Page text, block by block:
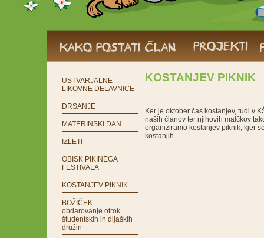
USTVARJALNE
LIKOVNE DELAVNICE
DRSANJE
MATERINSKI DAN
IZLETI
OBISK PIKINEGA
FESTIVALA
KOSTANJEV PIKNIK
BOŽIČEK -
obdarovanje otrok
študentskih in dijaških
družin
KOSTANJEV PIKNIK
Ker je oktober čas kostanjev, tudi v
naših članov ter njihovih malčkov
organiziramo kostanjev piknik, kjer
kostanjih.